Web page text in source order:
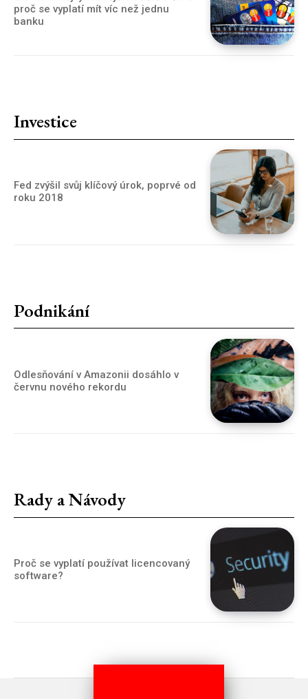
proč se vyplatí mít víc než jednu
banku
Investice
Fed zvýšil svůj klíčový úrok, poprvé od
roku 2018
Podnikání
Odlesňování v Amazonii dosáhlo v
červnu nového rekordu
Rady a Návody
Proč se vyplatí používat licencovaný
software?